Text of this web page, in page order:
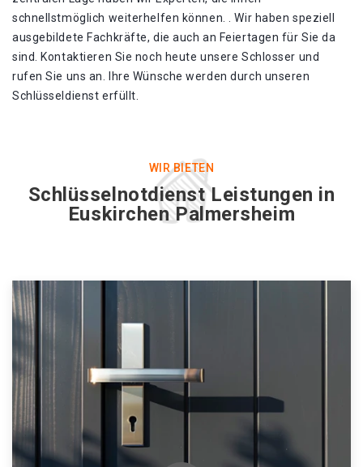
schnellstmöglich weiterhelfen können. . Wir haben speziell
ausgebildete Fachkräfte, die auch an Feiertagen für Sie da
sind. Kontaktieren Sie noch heute unsere Schlosser und
rufen Sie uns an. Ihre Wünsche werden durch unseren
Schlüsseldienst erfüllt.
WIR BIETEN
Schlüsselnotdienst Leistungen in
Euskirchen Palmersheim